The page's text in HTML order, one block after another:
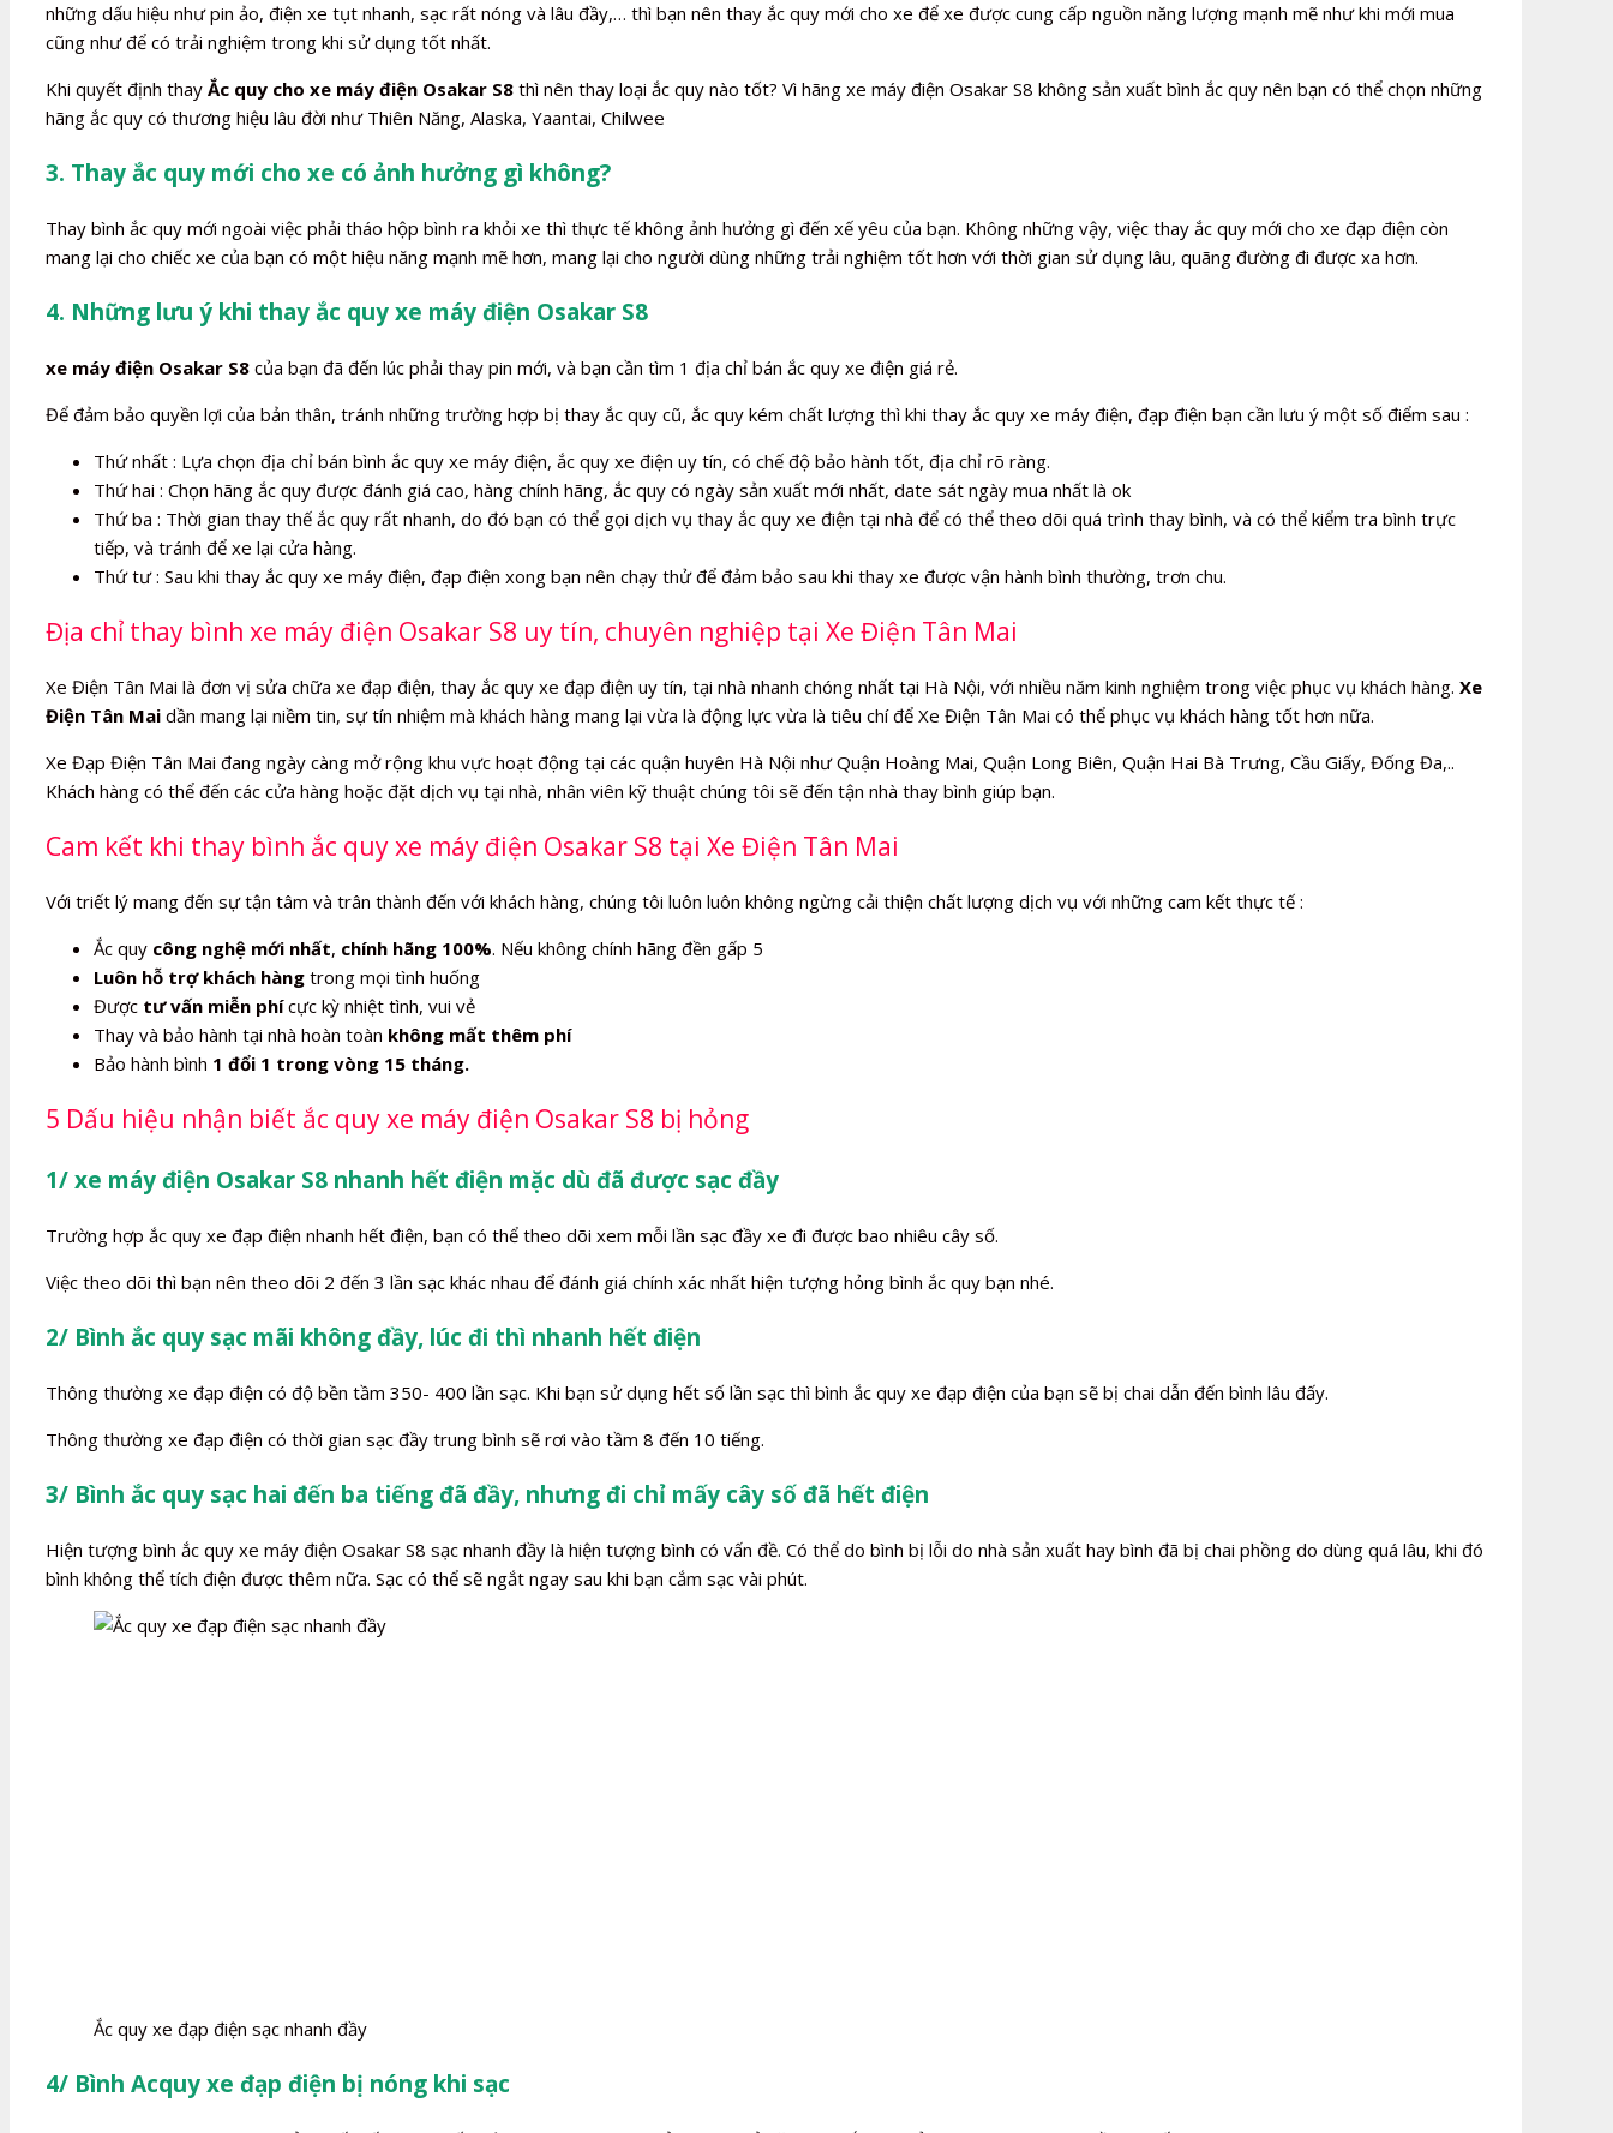
những dấu hiệu như pin ảo, điện xe tụt nhanh, sạc rất nóng và lâu đầy,… thì bạn nên thay ắc quy mới cho xe để xe được cung cấp nguồn năng lượng mạnh mẽ như khi mới mua
cũng như để có trải nghiệm trong khi sử dụng tốt nhất.
Khi quyết định thay Ắc quy cho xe máy điện Osakar S8 thì nên thay loại ắc quy nào tốt? Vì hãng xe máy điện Osakar S8 không sản xuất bình ắc quy nên bạn có thể chọn những
hãng ắc quy có thương hiệu lâu đời như Thiên Năng, Alaska, Yaantai, Chilwee
3. Thay ắc quy mới cho xe có ảnh hưởng gì không?
Thay bình ắc quy mới ngoài việc phải tháo hộp bình ra khỏi xe thì thực tế không ảnh hưởng gì đến xế yêu của bạn. Không những vậy, việc thay ắc quy mới cho xe đạp điện còn
mang lại cho chiếc xe của bạn có một hiệu năng mạnh mẽ hơn, mang lại cho người dùng những trải nghiệm tốt hơn với thời gian sử dụng lâu, quãng đường đi được xa hơn.
4. Những lưu ý khi thay ắc quy xe máy điện Osakar S8
xe máy điện Osakar S8 của bạn đã đến lúc phải thay pin mới, và bạn cần tìm 1 địa chỉ bán ắc quy xe điện giá rẻ.
Để đảm bảo quyền lợi của bản thân, tránh những trường hợp bị thay ắc quy cũ, ắc quy kém chất lượng thì khi thay ắc quy xe máy điện, đạp điện bạn cần lưu ý một số điểm sau :
Thứ nhất : Lựa chọn địa chỉ bán bình ắc quy xe máy điện, ắc quy xe điện uy tín, có chế độ bảo hành tốt, địa chỉ rõ ràng.
Thứ hai : Chọn hãng ắc quy được đánh giá cao, hàng chính hãng, ắc quy có ngày sản xuất mới nhất, date sát ngày mua nhất là ok
Thứ ba : Thời gian thay thế ắc quy rất nhanh, do đó bạn có thể gọi dịch vụ thay ắc quy xe điện tại nhà để có thể theo dõi quá trình thay bình, và có thể kiểm tra bình trực
tiếp, và tránh để xe lại cửa hàng.
Thứ tư : Sau khi thay ắc quy xe máy điện, đạp điện xong bạn nên chạy thử để đảm bảo sau khi thay xe được vận hành bình thường, trơn chu.
Địa chỉ thay bình xe máy điện Osakar S8 uy tín, chuyên nghiệp tại Xe Điện Tân Mai
Xe Điện Tân Mai là đơn vị sửa chữa xe đạp điện, thay ắc quy xe đạp điện uy tín, tại nhà nhanh chóng nhất tại Hà Nội, với nhiều năm kinh nghiệm trong việc phục vụ khách hàng. Xe
Điện Tân Mai dần mang lại niềm tin, sự tín nhiệm mà khách hàng mang lại vừa là động lực vừa là tiêu chí để Xe Điện Tân Mai có thể phục vụ khách hàng tốt hơn nữa.
Xe Đạp Điện Tân Mai đang ngày càng mở rộng khu vực hoạt động tại các quận huyên Hà Nội như Quận Hoàng Mai, Quận Long Biên, Quận Hai Bà Trưng, Cầu Giấy, Đống Đa,..
Khách hàng có thể đến các cửa hàng hoặc đặt dịch vụ tại nhà, nhân viên kỹ thuật chúng tôi sẽ đến tận nhà thay bình giúp bạn.
Cam kết khi thay bình ắc quy xe máy điện Osakar S8 tại Xe Điện Tân Mai
Với triết lý mang đến sự tận tâm và trân thành đến với khách hàng, chúng tôi luôn luôn không ngừng cải thiện chất lượng dịch vụ với những cam kết thực tế :
Ắc quy công nghệ mới nhất, chính hãng 100%. Nếu không chính hãng đền gấp 5
Luôn hỗ trợ khách hàng trong mọi tình huống
Được tư vấn miễn phícực kỳ nhiệt tình, vui vẻ
Thay và bảo hành tại nhà hoàn toàn không mất thêm phí
Bảo hành bình 1 đổi 1 trong vòng 15 tháng.
5 Dấu hiệu nhận biết ắc quy xe máy điện Osakar S8 bị hỏng
1/ xe máy điện Osakar S8 nhanh hết điện mặc dù đã được sạc đầy
Trường hợp ắc quy xe đạp điện nhanh hết điện, bạn có thể theo dõi xem mỗi lần sạc đầy xe đi được bao nhiêu cây số.
Việc theo dõi thì bạn nên theo dõi 2 đến 3 lần sạc khác nhau để đánh giá chính xác nhất hiện tượng hỏng bình ắc quy bạn nhé.
2/ Bình ắc quy sạc mãi không đầy, lúc đi thì nhanh hết điện
Thông thường xe đạp điện có độ bền tầm 350- 400 lần sạc. Khi bạn sử dụng hết số lần sạc thì bình ắc quy xe đạp điện của bạn sẽ bị chai dẫn đến bình lâu đấy.
Thông thường xe đạp điện có thời gian sạc đầy trung bình sẽ rơi vào tầm 8 đến 10 tiếng.
3/ Bình ắc quy sạc hai đến ba tiếng đã đầy, nhưng đi chỉ mấy cây số đã hết điện
Hiện tượng bình ắc quy xe máy điện Osakar S8 sạc nhanh đầy là hiện tượng bình có vấn đề. Có thể do bình bị lỗi do nhà sản xuất hay bình đã bị chai phồng do dùng quá lâu, khi đó
bình không thể tích điện được thêm nữa. Sạc có thể sẽ ngắt ngay sau khi bạn cắm sạc vài phút.
Ắc quy xe đạp điện sạc nhanh đầy
4/ Bình Acquy xe đạp điện bị nóng khi sạc